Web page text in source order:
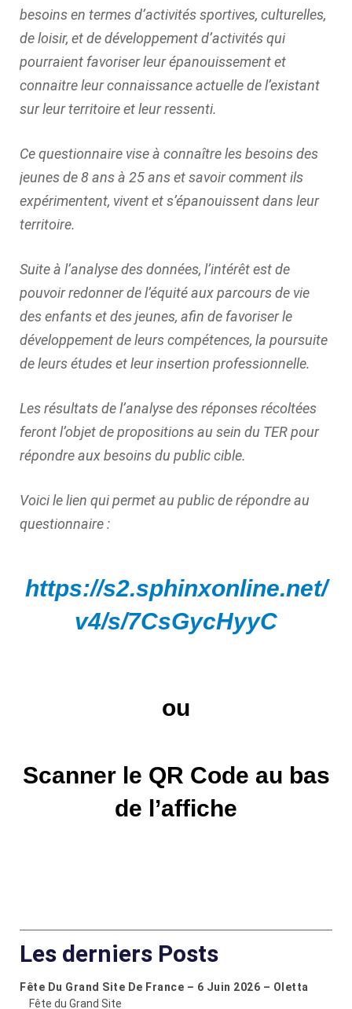
besoins en termes d’activités sportives, culturelles,
de loisir, et de développement d’activités qui
pourraient favoriser leur épanouissement et
connaitre leur connaissance actuelle de l’existant
sur leur territoire et leur ressenti.
Ce questionnaire vise à connaître les besoins des
jeunes de 8 ans à 25 ans et savoir comment ils
expérimentent, vivent et s’épanouissent dans leur
territoire.
Suite à l’analyse des données, l’intérêt est de
pouvoir redonner de l’équité aux parcours de vie
des enfants et des jeunes, afin de favoriser le
développement de leurs compétences, la poursuite
de leurs études et leur insertion professionnelle.
Les résultats de l’analyse des réponses récoltées
feront l’objet de propositions au sein du TER pour
répondre aux besoins du public cible.
Voici le lien qui permet au public de répondre au
questionnaire :
https://s2.sphinxonline.net/
v4/s/7CsGycHyyC
ou
Scanner le QR Code au bas
de l’affiche
Les derniers Posts
Fête Du Grand Site De France – 6 Juin 2026 – Oletta
Fête du Grand Site